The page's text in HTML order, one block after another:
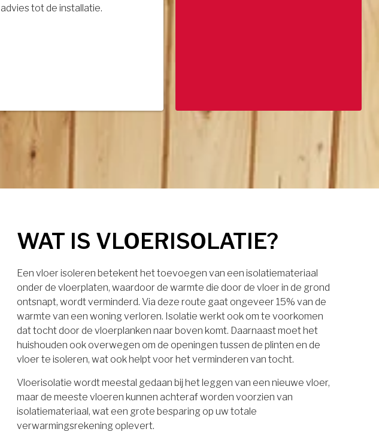
advies tot de installatie.
WAT IS VLOERISOLATIE?
Een vloer isoleren betekent het toevoegen van een isolatiemateriaal
onder de vloerplaten, waardoor de warmte die door de vloer in de grond
ontsnapt, wordt verminderd. Via deze route gaat ongeveer 15% van de
warmte van een woning verloren. Isolatie werkt ook om te voorkomen
dat tocht door de vloerplanken naar boven komt. Daarnaast moet het
huishouden ook overwegen om de openingen tussen de plinten en de
vloer te isoleren, wat ook helpt voor het verminderen van tocht.
Vloerisolatie wordt meestal gedaan bij het leggen van een nieuwe vloer,
maar de meeste vloeren kunnen achteraf worden voorzien van
isolatiemateriaal, wat een grote besparing op uw totale
verwarmingsrekening oplevert.